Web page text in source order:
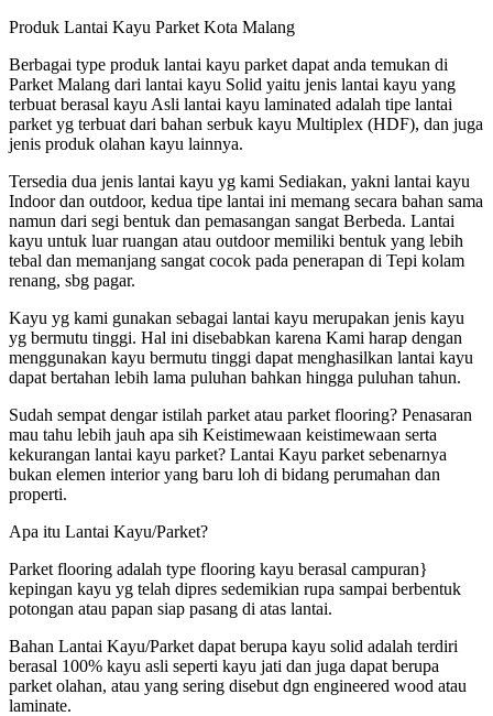
Produk Lantai Kayu Parket Kota Malang
Berbagai type produk lantai kayu parket dapat anda temukan di
Parket Malang dari lantai kayu Solid yaitu jenis lantai kayu yang
terbuat berasal kayu Asli lantai kayu laminated adalah tipe lantai
parket yg terbuat dari bahan serbuk kayu Multiplex (HDF), dan juga
jenis produk olahan kayu lainnya.
Tersedia dua jenis lantai kayu yg kami Sediakan, yakni lantai kayu
Indoor dan outdoor, kedua tipe lantai ini memang secara bahan sama
namun dari segi bentuk dan pemasangan sangat Berbeda. Lantai
kayu untuk luar ruangan atau outdoor memiliki bentuk yang lebih
tebal dan memanjang sangat cocok pada penerapan di Tepi kolam
renang, sbg pagar.
Kayu yg kami gunakan sebagai lantai kayu merupakan jenis kayu
yg bermutu tinggi. Hal ini disebabkan karena Kami harap dengan
menggunakan kayu bermutu tinggi dapat menghasilkan lantai kayu
dapat bertahan lebih lama puluhan bahkan hingga puluhan tahun.
Sudah sempat dengar istilah parket atau parket flooring? Penasaran
mau tahu lebih jauh apa sih Keistimewaan keistimewaan serta
kekurangan lantai kayu parket? Lantai Kayu parket sebenarnya
bukan elemen interior yang baru loh di bidang perumahan dan
properti.
Apa itu Lantai Kayu/Parket?
Parket flooring adalah type flooring kayu berasal campuran}
kepingan kayu yg telah dipres sedemikian rupa sampai berbentuk
potongan atau papan siap pasang di atas lantai.
Bahan Lantai Kayu/Parket dapat berupa kayu solid adalah terdiri
berasal 100% kayu asli seperti kayu jati dan juga dapat berupa
parket olahan, atau yang sering disebut dgn engineered wood atau
laminate.